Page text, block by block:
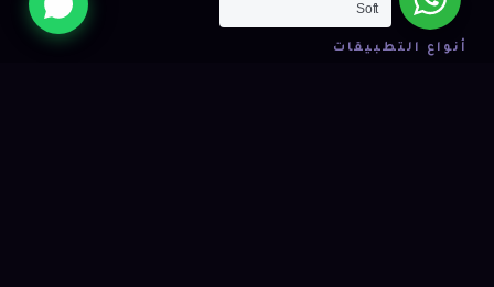
أنواع التطبيقات
Soft